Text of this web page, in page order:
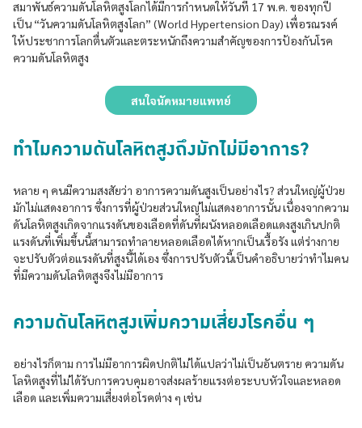
สมาพันธ์ความดันโลหิตสูงโลกได้มีการกำหนดให้วันที่ 17 พ.ค. ของทุกปี
เป็น “วันความดันโลหิตสูงโลก” (World Hypertension Day) เพื่อรณรงค์
ให้ประชาการโลกตื่นตัวและตระหนักถึงความสำคัญของการป้องกันโรค
ความดันโลหิตสูง
สนใจนัดหมายแพทย์
ทำไมความดันโลหิตสูงถึงมักไม่มีอาการ?
หลาย ๆ คนมีความสงสัยว่า อาการความดันสูงเป็นอย่างไร? ส่วนใหญ่ผู้ป่วย
มักไม่แสดงอาการ ซึ่งการที่ผู้ป่วยส่วนใหญ่ไม่แสดงอาการนั้น เนื่องจากความ
ดันโลหิตสูงเกิดจากแรงดันของเลือดที่ดันที่ผนังหลอดเลือดแดงสูงเกินปกติ
แรงดันที่เพิ่มขึ้นนี้สามารถทำลายหลอดเลือดได้หากเป็นเรื้อรัง แต่ร่างกาย
จะปรับตัวต่อแรงดันที่สูงนี้ได้เอง ซึ่งการปรับตัวนี้เป็นคำอธิบายว่าทำไมคน
ที่มีความดันโลหิตสูงจึงไม่มีอาการ
ความดันโลหิตสูงเพิ่มความเสี่ยงโรคอื่น ๆ
อย่างไรก็ตาม การไม่มีอาการผิดปกติไม่ได้แปลว่าไม่เป็นอันตราย ความดัน
โลหิตสูงที่ไม่ได้รับการควบคุมอาจส่งผลร้ายแรงต่อระบบหัวใจและหลอด
เลือด และเพิ่มความเสี่ยงต่อโรคต่าง ๆ เช่น